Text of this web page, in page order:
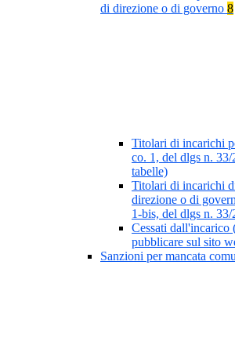
di direzione o di governo 8
Titolari di incarichi
co. 1, del dlgs n.
tabelle)
Titolari di incarichi
direzione o di
1-bis, del dlgs n. 33/
Cessati dall'incarico
pubblicare sul sito
Sanzioni per mancata